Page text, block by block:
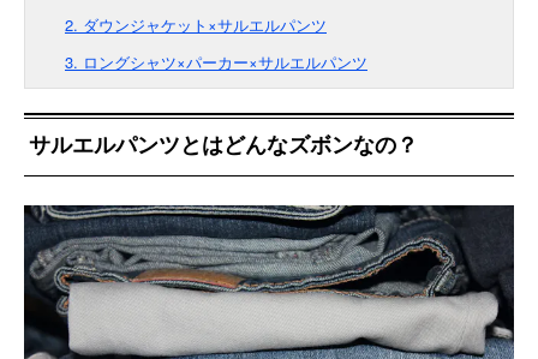
2. ダウンジャケット×サルエルパンツ
3. ロングシャツ×パーカー×サルエルパンツ
サルエルパンツとはどんなズボンなの？